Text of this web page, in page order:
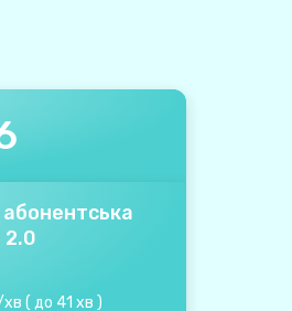
2.0
хв (до 41 хв )